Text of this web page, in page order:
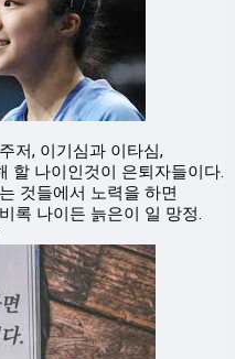
저, 이기심과 이타심,
할 나이인것이 은퇴자들이다.
것들에서 노력을 하면
록 나이든 늙은이 일 망정.